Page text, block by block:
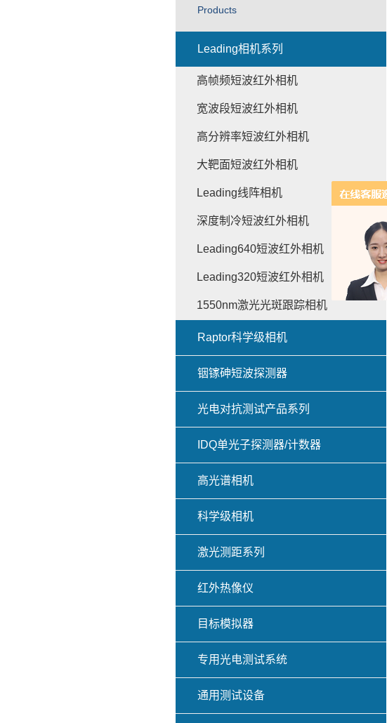
Products
Leading相机系列
高帧频短波红外相机
宽波段短波红外相机
高分辨率短波红外相机
大靶面短波红外相机
Leading线阵相机
深度制冷短波红外相机
Leading640短波红外相机
Leading320短波红外相机
1550nm激光光斑跟踪相机
Raptor科学级相机
铟镓砷短波探测器
光电对抗测试产品系列
IDQ单光子探测器/计数器
高光谱相机
科学级相机
激光测距系列
红外热像仪
目标模拟器
专用光电测试系统
通用测试设备